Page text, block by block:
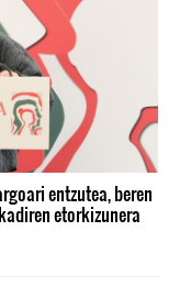
entzutea, beren
etorkizunera